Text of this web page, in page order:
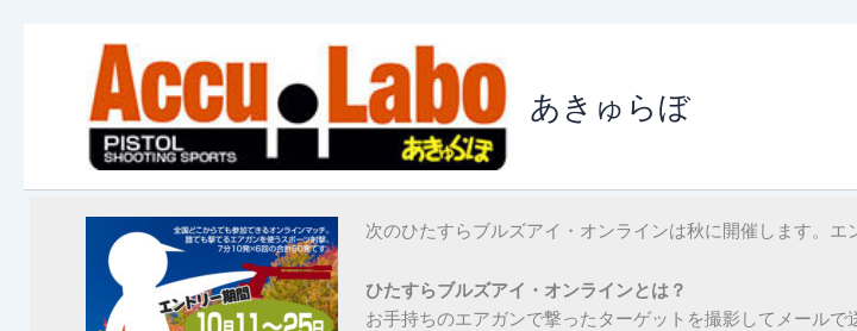
あきゅらぼ
次のひたすらブルズアイ・オンラインは秋に開催します。エ
ひたすらブルズアイ・オンラインとは？
お手持ちのエアガンで撃ったターゲットを撮影してメール